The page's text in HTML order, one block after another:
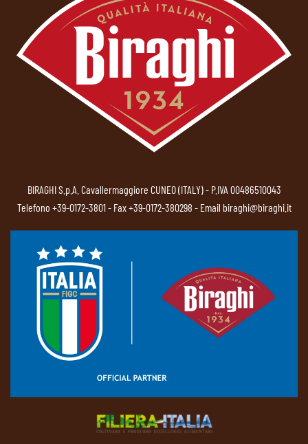
BIRAGHI S.p.A. Cavallermaggiore CUNEO (ITALY) - P.IVA 00486510043
Telefono +39-0172-3801- Fax +39-0172-380298 - Email biraghi@biraghi.it